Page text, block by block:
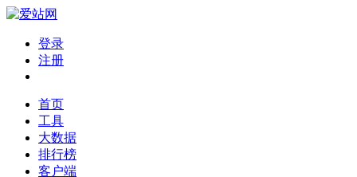
登录
注册
首页
工具
大数据
排行榜
客户端